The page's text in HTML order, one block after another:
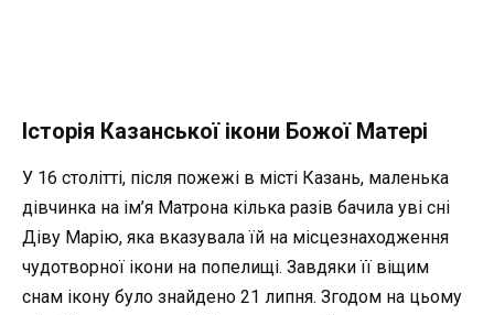
Історія Казанської ікони Божої Матері
У 16 столітті, після пожежі в місті Казань, маленька
дівчинка на ім’я Матрона кілька разів бачила уві сні
Діву Марію, яка вказувала їй на місцезнаходження
чудотворної ікони на попелищі. Завдяки її віщим
снам ікону було знайдено 21 липня. Згодом на цьому